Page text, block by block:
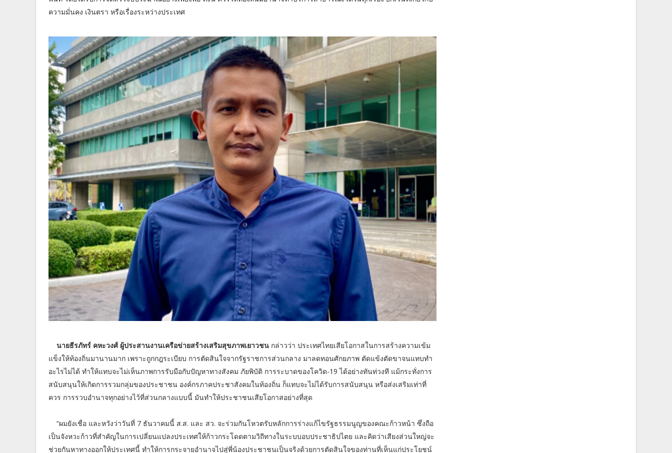
ความมั่นคง เงินตรา หรือเรื่องระหว่างประเทศ
นายธีรภัทร์ คหะวงศ์ ผู้ประสานงานเครือข่ายสร้างเสริมสุขภาพเยาวชน กล่าวว่า ประเทศไทยเสียโอกาสในการสร้างความเข้ม
แข็งให้ท้องถิ่นมานานมาก เพราะถูกกฎระเบียบ การตัดสินใจจากรัฐราชการส่วนกลาง มาลดทอนศักยภาพ ตัดแข้งตัดขาจนแทบทำ
อะไรไม่ได้ ทำให้แทบจะไม่เห็นภาพการรับมือกับปัญหาทางสังคม ภัยพิบัติ การระบาดของโควิด-19 ได้อย่างทันท่วงที แม้กระทั่งการ
สนับสนุนให้เกิดการรวมกลุ่มของประชาชน องค์กรภาคประชาสังคมในท้องถิ่น ก็แทบจะไม่ได้รับการสนับสนุน หรือส่งเสริมเท่าที่
ควร การรวบอำนาจทุกอย่างไว้ที่ส่วนกลางแบบนี้ มันทำให้ประชาชนเสียโอกาสอย่างที่สุด
“ผมยังเชื่อ และหวังว่าวันที่ 7 ธันวาคมนี้ ส.ส. และ สว. จะร่วมกันโหวตรับหลักการร่างแก้ไขรัฐธรรมนูญของคณะก้าวหน้า ซึ่งถือ
เป็นจังหวะก้าวที่สำคัญในการเปลี่ยนแปลงประเทศให้ก้าวกระโดดตามวิถีทางในระบบอบประชาธิปไตย และคิดว่าเสียงส่วนใหญ่จะ
ช่วยกันหาทางออกให้ประเทศนี้ ทำให้การกระจายอำนาจไปสู่พี่น้องประชาชนเป็นจริงด้วยการตัดสินใจของท่านที่เห็นแก่ประโยชน์